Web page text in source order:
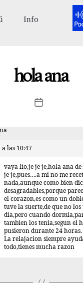
hola ana
las 10:47
vaya lio,je je je,hola ana
je je,pues….a mi no me
nada,aunque como bien
desagradables,porque
el corazon,es como un
tuve la suerte,de que no
dia,pero cuando
tambien los tenia,segun el
pusieron durante 24 horas.
La relajacion siempre
todo,tienes mucha razon